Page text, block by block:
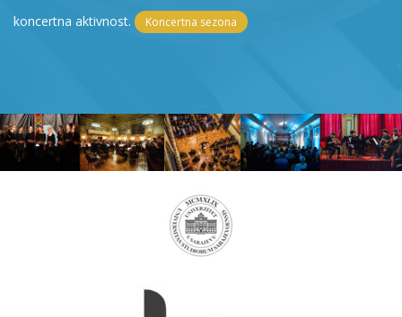
koncertna aktivnost.
Koncertna sezona